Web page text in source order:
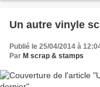
Un autre vinyle
Publié le 25/04/2014 à
Par M scrap & stamps